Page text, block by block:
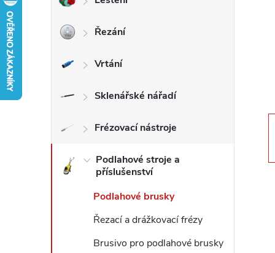
a
n
n
Řezání
Vrtání
Sklenářské nářadí
Frézovací nástroje
Podlahové stroje a
příslušenství
Podlahové brusky
Řezací a drážkovací frézy
Brusivo pro podlahové brusky